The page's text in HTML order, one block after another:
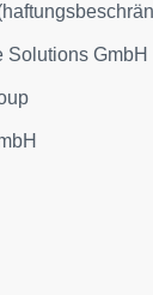
Solutions GmbH